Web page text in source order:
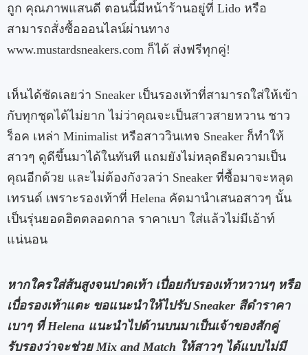
ถูก คุณภาพแสนดี ตอนนี้มีหน้าร้านอยู่ที่ Lido หรือ
สามารถสั่งซื้อออนไลน์ผ่านทาง
www.mustardsneakers.com ก็ได้ ส่งฟรีทุกคู่!
เห็นได้ชัดเลยว่า Sneaker เป็นรองเท้าที่สามารถใส่ให้เข้า
กับทุกชุดได้ไม่ยาก ไม่ว่าคุณจะเป็นสาวสายหวาน ชาว
ร็อค เหล่า Minimalist หรือสาววินเทจ Sneaker ก็ทำให้
สาวๆ ดูดีขึ้นมาได้ในทันที แถมยังไม่หลุดธีมความเป็น
คุณอีกด้วย และไม่ต้องกังวลว่า Sneaker ที่ซื้อมาจะหลุด
เทรนด์ เพราะรองเท้าที่ Helena คัดมานำเสนอสาวๆ นั้น
เป็นรุ่นยอดฮิตตลอดกาล ราคาเบา ใส่แล้วไม่มีเอ้าท์
แน่นอน
หากใครใส่ส้นสูงจนปวดเท้า เปื่อยกับรองเท้าหวานๆ หรือ
เบื่อรองเท้าแตะ ขอแนะนำให้ไปรับSneaker สีดำราคา
เบาๆ ที่Helena แนะนำไปด้านบนมาเป็นเจ้าของสักคู่
รับรองว่าจะช่วย Mix and Match ให้สาวๆ ได้แบบไม่มี